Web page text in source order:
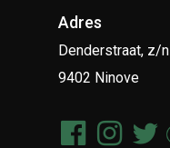
Adres
Denderstraat, z/n
9402 Ninove